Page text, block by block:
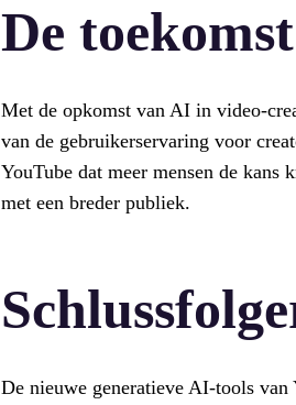
De
Met de opkomst van AI in video-
van de gebruikerservaring voor
YouTube dat meer mensen de
met een breder publiek.
De nieuwe generatieve AI-tools